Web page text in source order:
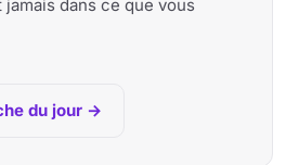
jamais dans ce que vous
du jour →